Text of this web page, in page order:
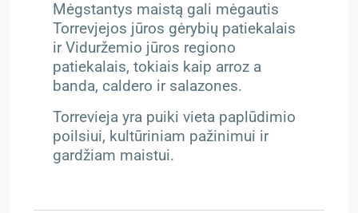
Mėgstantys maistą gali mėgautis
Torrevjejos jūros gėrybių patiekalais
ir Viduržemio jūros regiono
patiekalais, tokiais kaip arroz a
banda, caldero ir salazones.
Torrevieja yra puiki vieta paplūdimio
poilsiui, kultūriniam pažinimui ir
gardžiam maistui.